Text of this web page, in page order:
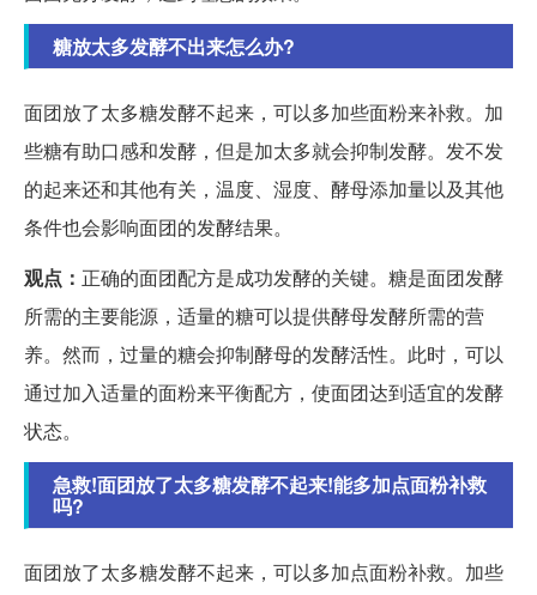
糖放太多发酵不出来怎么办?
面团放了太多糖发酵不起来，可以多加些面粉来补救。加
些糖有助口感和发酵，但是加太多就会抑制发酵。发不发
的起来还和其他有关，温度、湿度、酵母添加量以及其他
条件也会影响面团的发酵结果。
观点： 正确的面团配方是成功发酵的关键。糖是面团发酵
所需的主要能源，适量的糖可以提供酵母发酵所需的营
养。然而，过量的糖会抑制酵母的发酵活性。此时，可以
通过加入适量的面粉来平衡配方，使面团达到适宜的发酵
状态。
急救!面团放了太多糖发酵不起来!能多加点面粉补救
吗?
面团放了太多糖发酵不起来，可以多加点面粉补救。加些